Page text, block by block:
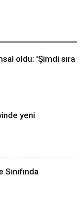
oldu: 'Şimdi sıra
yeni